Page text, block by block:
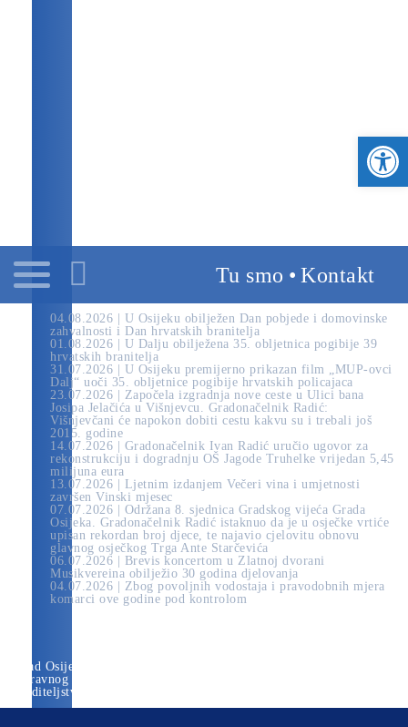
Tu smo • Kontakt
04.08.2026 | U Osijeku obilježen Dan pobjede i domovinske
zahvalnosti i Dan hrvatskih branitelja
01.08.2026 | U Dalju obilježena 35. obljetnica pogibije 39
hrvatskih branitelja
31.07.2026 | U Osijeku premijerno prikazan film „MUP-ovci
Dalj“ uoči 35. obljetnice pogibije hrvatskih policajaca
23.07.2026 | Započela izgradnja nove ceste u Ulici bana
Josipa Jelačića u Višnjevcu. Gradonačelnik Radić:
Višnjevčani će napokon dobiti cestu kakvu su i trebali još
2015. godine
14.07.2026 | Gradonačelnik Ivan Radić uručio ugovor za
rekonstrukciju i dogradnju OŠ Jagode Truhelke vrijedan 5,45
milijuna eura
13.07.2026 | Ljetnim izdanjem Večeri vina i umjetnosti
završen Vinski mjesec
07.07.2026 | Održana 8. sjednica Gradskog vijeća Grada
Osijeka. Gradonačelnik Radić istaknuo da je u osječke vrtiće
upisan rekordan broj djece, te najavio cjelovitu obnovu
glavnog osječkog Trga Ante Starčevića
06.07.2026 | Brevis koncertom u Zlatnoj dvorani
Musikvereina obilježio 30 godina djelovanja
04.07.2026 | Zbog povoljnih vodostaja i pravodobnih mjera
komarci ove godine pod kontrolom
Grad Osijek
Upravnog odjela za prostorno uređenje,
graditeljstvo i zaštitu okoliša